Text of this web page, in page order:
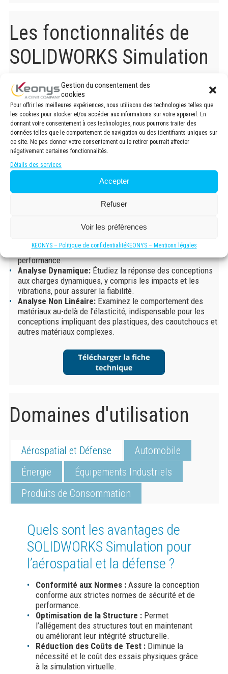
Gestion du consentement des
cookies
Pour offrir les meilleures expériences, nous utilisons des technologies telles que
les cookies pour stocker et/ou accéder aux informations sur votre appareil. En
donnant votre consentement à ces technologies, nous pourrons traiter des
données telles que le comportement de navigation ou des identifiants uniques sur
ce site. Ne pas donner votre consentement ou le retirer pourrait affecter
négativement certaines fonctionnalités.
Détails des services
Accepter
Refuser
Voir les préfèrences
KEONYS – Politique de confidentialitéKEONYS – Mentions légales
Les fonctionnalités de
SOLIDWORKS Simulation
Optimisez vos performances avec SOLIDWORKS Simulation
pour l’analyse par éléments finis (FEA) et découvrez les
nombreuses fonctionnalités que vous offre la solution :
Analyse Statique :Évaluez la résistance et la déformation
des pièces et assemblages sous charges statiques pour
Analyse de Fatigue :Prédisez la durée de vie des produits
soumis à des cycles de chargement répétitifs pour éviter
Analysez les effets thermiques
sur les pièces et assemblages, y compris la conduction, la
Optimisation de la Topologie:Identifiez les zones de
matériau excédentaire pour optimiser la géométrie des
pièces, réduisant le poids sans compromettre la
performance.
Analyse Dynamique:Étudiez la réponse des conceptions
aux charges dynamiques, y compris les impacts et les
vibrations, pour assurer la fiabilité.
Analyse Non Linéaire:Examinez le comportement des
matériaux au-delà de l’élasticité, indispensable pour les
conceptions impliquant des plastiques, des caoutchoucs et
autres matériaux complexes.
Domaines d'utilisation
Aérospatial et Défense
Automobile
Énergie
Équipements Industriels
Produits de Consommation
Quels sont les avantages de
SOLIDWORKS Simulation pour
l’aérospatial et la défense ?
Conformité aux Normes :Assure la conception
conforme aux strictes normes de sécurité et de
performance.
Optimisation de la Structure :Permet
l’allégement des structures tout en maintenant
ou améliorant leur intégrité structurelle.
Réduction des Coûts de Test :Diminue la
nécessité et le coût des essais physiques grâce
à la simulation virtuelle.